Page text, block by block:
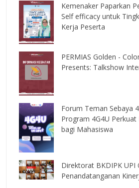
Kemenaker Paparkan
Self efficacy untuk
Kerja Peserta
PERMIAS Golden -
Presents: Talkshow
Forum Teman Sebaya
Program 4G4U Perkuat
bagi Mahasiswa
Direktorat BKDIPK UPI
Penandatanganan